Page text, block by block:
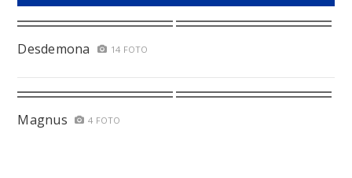
Desdemona 14 FOTO
Magnus 4 FOTO